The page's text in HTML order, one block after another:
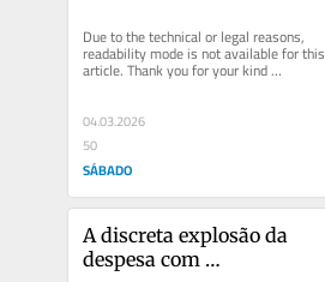
Due to the technical or legal reasons,
readability mode is not available for this
article. Thank you for your kind
understanding.
04.03.2026
50
SÁBADO
A discreta explosão da
despesa com